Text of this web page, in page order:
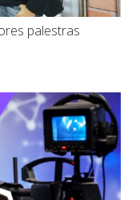
palestras